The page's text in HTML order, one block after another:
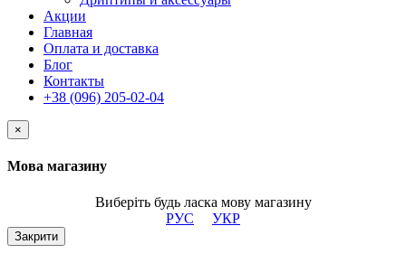
Акции
Главная
Оплата и доставка
Блог
Контакты
+38 (096) 205-02-04
×
Мова магазину
Виберіть будь ласка мову магазину
РУС
УКР
Закрити